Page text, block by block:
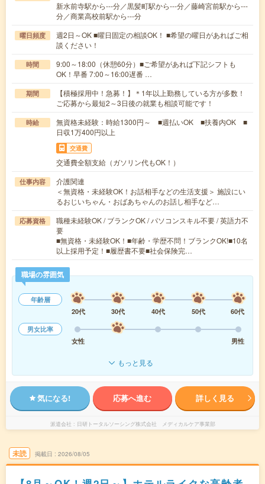
新水前寺駅から---分／黒髪町駅から---分／藤崎宮前駅から---
分／商業高校前駅から---分
曜日頻度
週2日～OK ■曜日固定の相談OK！ ■希望の曜日があればご相
談ください！
時間
9:00～18:00（休憩60分）■ご希望があれば下記シフトも
OK！早番 7:00～16:00遅番 …
期間
【積極採用中！急募！】＊1年以上勤務している方が多数！
ご応募から最短2～3日後の就業も相談可能です！
時給
無資格未経験：時給1300円～ ■週払いOK ■扶養内OK ■
日収1万400円以上
交通費
交通費全額支給（ガソリン代もOK！）
仕事内容
介護関連
＜無資格・未経験OK！お話相手などの生活支援＞ 施設にい
るおじいちゃん・おばあちゃんのお話し相手など…
応募資格
職種未経験OK / ブランクOK / パソコンスキル不要 / 英語力不
要
■無資格・未経験OK！■年齢・学歴不問！ブランクOK!■10名
以上採用予定！■履歴書不要■社会保険完…
職場の雰囲気
年齢層
20代
30代 40代 50代
60代
男女比率
女性
男性
もっと見る
気になる! 応募へ進む 詳しく見る
派遣会社 日研トータルソーシング株式会社 メディカルケア事業部
未読 掲載日 2026/08/05